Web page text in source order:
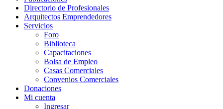
Directorio de Profesionales
Arquitectos Emprendedores
Servicios
Foro
Biblioteca
Capacitaciones
Bolsa de Empleo
Casas Comerciales
Convenios Comerciales
Donaciones
Mi cuenta
Ingresar